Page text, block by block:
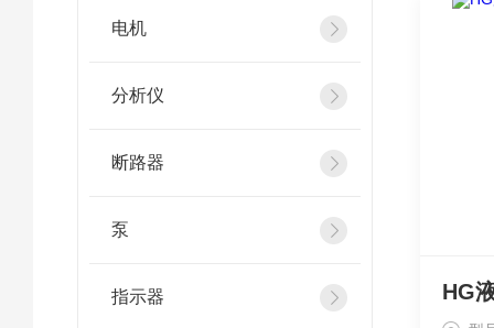
电机
分析仪
断路器
泵
指示器